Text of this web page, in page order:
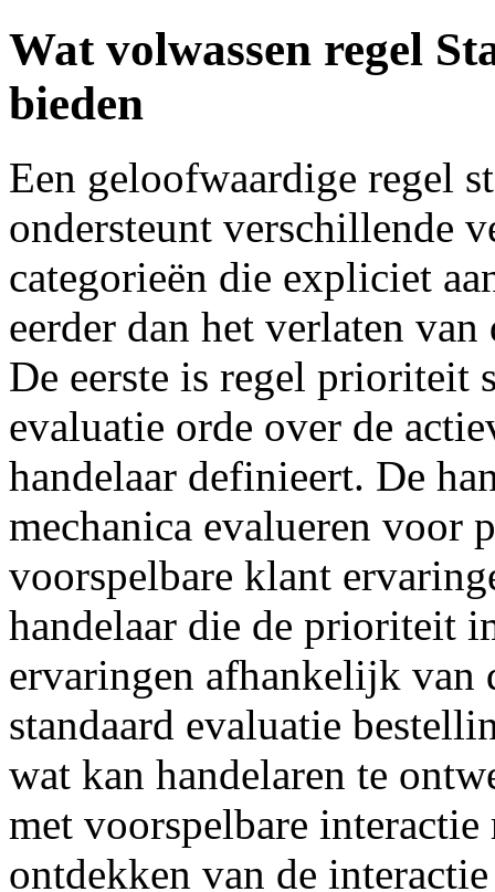
Wat volwassen regel
bieden
Een geloofwaardige regel
ondersteunt verschillende
categorieën die expliciet
eerder dan het verlaten
De eerste is regel prioriteit
evaluatie orde over de
handelaar definieert. De
mechanica evalueren voor
voorspelbare klant
handelaar die de prioriteit
ervaringen afhankelijk van
standaard evaluatie
wat kan handelaren te
met voorspelbare
ontdekken van de